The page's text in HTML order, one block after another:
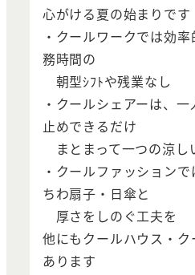
心がける夏の始まりです
・クールワークでは効
務時間の
朝型ｼﾌﾄや残業なし
・クールシェアーは、
止めできるだけ
まとまって一つの涼し
・クールファッション
ちわ扇子・日傘と
厚さをしのぐ工夫を
他にもクールハウス・
あります